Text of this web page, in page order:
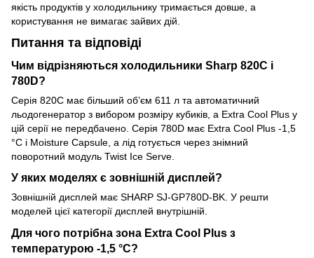
якість продуктів у холодильнику тримається довше, а
користування не вимагає зайвих дій.
Питання та відповіді
Чим відрізняються холодильники Sharp 820C і
780D?
Серія 820C має більший об’єм 611 л та автоматичний
льодогенератор з вибором розміру кубиків, а Extra Cool Plus у
цій серії не передбачено. Серія 780D має Extra Cool Plus -1,5
°C і Moisture Capsule, а лід готується через знімний
поворотний модуль Twist Ice Serve.
У яких моделях є зовнішній дисплей?
Зовнішній дисплей має SHARP SJ-GP780D-BK. У решти
моделей цієї категорії дисплей внутрішній.
Для чого потрібна зона Extra Cool Plus з
температурою -1,5 °C?